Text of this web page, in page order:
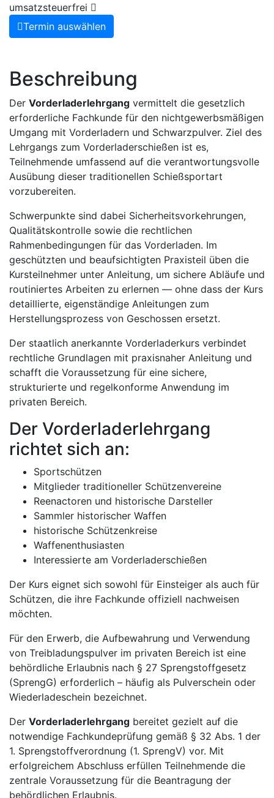
umsatzsteuerfrei
Termin auswählen
Beschreibung
Der Vorderladerlehrgang vermittelt die gesetzlich
erforderliche Fachkunde für den nichtgewerbsmäßigen
Umgang mit Vorderladern und Schwarzpulver. Ziel des
Lehrgangs zum Vorderladerschießen ist es,
Teilnehmende umfassend auf die verantwortungsvolle
Ausübung dieser traditionellen Schießsportart
vorzubereiten.
Schwerpunkte sind dabei Sicherheitsvorkehrungen,
Qualitätskontrolle sowie die rechtlichen
Rahmenbedingungen für das Vorderladen. Im
geschützten und beaufsichtigten Praxisteil üben die
Kursteilnehmer unter Anleitung, um sichere Abläufe und
routiniertes Arbeiten zu erlernen — ohne dass der Kurs
detaillierte, eigenständige Anleitungen zum
Herstellungsprozess von Geschossen ersetzt.
Der staatlich anerkannte Vorderladerkurs verbindet
rechtliche Grundlagen mit praxisnaher Anleitung und
schafft die Voraussetzung für eine sichere,
strukturierte und regelkonforme Anwendung im
privaten Bereich.
Der Vorderladerlehrgang
richtet sich an:
Sportschützen
Mitglieder traditioneller Schützenvereine
Reenactoren und historische Darsteller
Sammler historischer Waffen
historische Schützenkreise
Waffenenthusiasten
Interessierte am Vorderladerschießen
Der Kurs eignet sich sowohl für Einsteiger als auch für
Schützen, die ihre Fachkunde offiziell nachweisen
möchten.
Für den Erwerb, die Aufbewahrung und Verwendung
von Treibladungspulver im privaten Bereich ist eine
behördliche Erlaubnis nach § 27 Sprengstoffgesetz
(SprengG) erforderlich – häufig als Pulverschein oder
Wiederladeschein bezeichnet.
Der Vorderladerlehrgang bereitet gezielt auf die
notwendige Fachkundeprüfung gemäß § 32 Abs. 1 der
1. Sprengstoffverordnung (1. SprengV) vor. Mit
erfolgreichem Abschluss erfüllen Teilnehmende die
zentrale Voraussetzung für die Beantragung der
behördlichen Erlaubnis.